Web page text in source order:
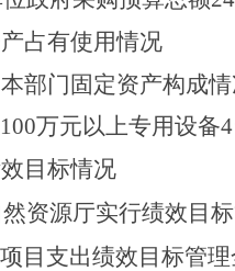
占有使用情况
本部门固定资产构成
100万元以上专用设备4
目标情况
然资源厅实行绩效目
项目支出绩效目标管